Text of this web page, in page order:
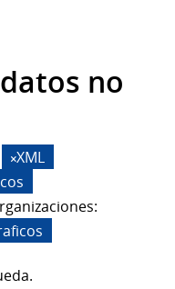
no
XML